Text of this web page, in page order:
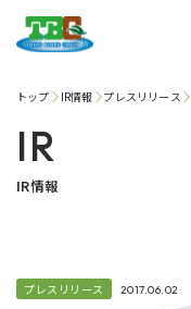
トップ IR情報 プレスリリース
IR
IR情報
プレスリリース 2017.06.02